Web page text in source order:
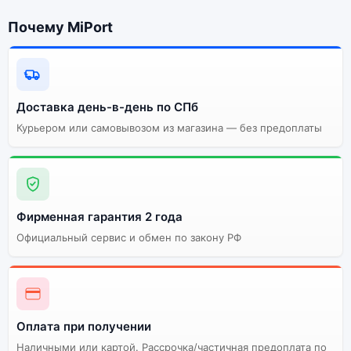
Почему стоит купить смартфон
Apple iPhone 12 PRO MAX
(Активированный) 512Gb Silver
(Серебристый):
Огромный выбор
Почему MiPort
Доставка день-в-день по СПб
Курьером или самовывозом из магазина — без предоплаты
Фирменная гарантия 2 года
Официальный сервис и обмен по закону РФ
Оплата при получении
Наличными или картой. Рассрочка/частичная предоплата по